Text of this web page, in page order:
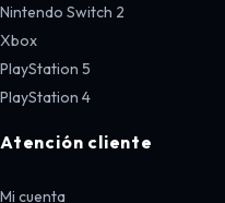
Nintendo Switch 2
Xbox
PlayStation 5
PlayStation 4
Atención cliente
Mi cuenta